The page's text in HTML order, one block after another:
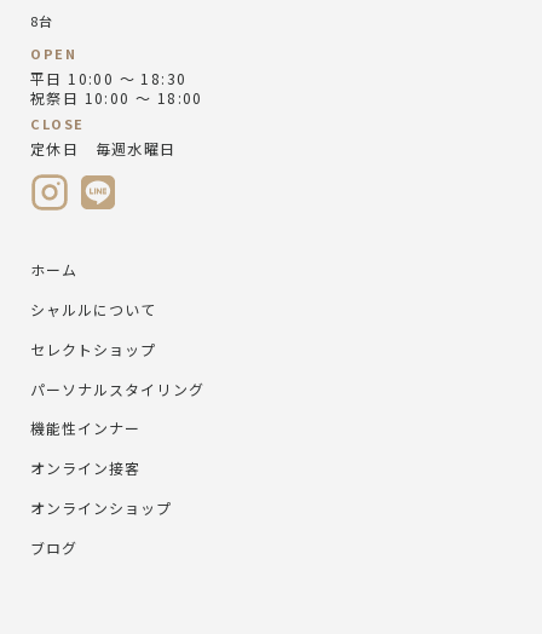
8台
OPEN
平日 10:00 ～ 18:30
祝祭日 10:00 ～ 18:00
CLOSE
定休日 毎週水曜日
ホーム
シャルルについて
セレクトショップ
パーソナルスタイリング
機能性インナー
オンライン接客
オンラインショップ
ブログ